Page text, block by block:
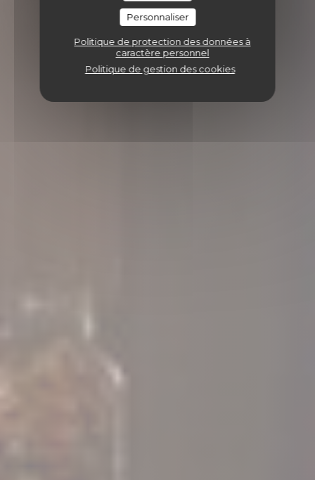
Personnaliser
Politique de protection des données à
caractère personnel
Politique de gestion des cookies